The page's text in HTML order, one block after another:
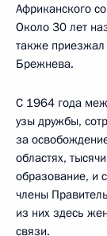
Африканского
Около 30 лет
также приезжал
Брежнева.
С 1964 года
узы дружбы,
за
областях,
образование, и
члены
из них здесь
связи.